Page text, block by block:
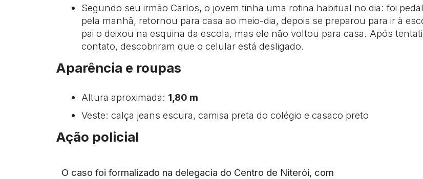
Segundo seu irmão Carlos, o jovem tinha uma rotina habitual no dia: foi
pela manhã, retornou para casa ao meio-dia, depois se preparou para ir à
pai o deixou na esquina da escola, mas ele não voltou para casa. Após
contato, descobriram que o celular está desligado.
Aparência e roupas
Altura aproximada: 1,80 m
Veste: calça jeans escura, camisa preta do colégio e casaco preto
Ação policial
O caso foi formalizado na delegacia do Centro de Niterói, com